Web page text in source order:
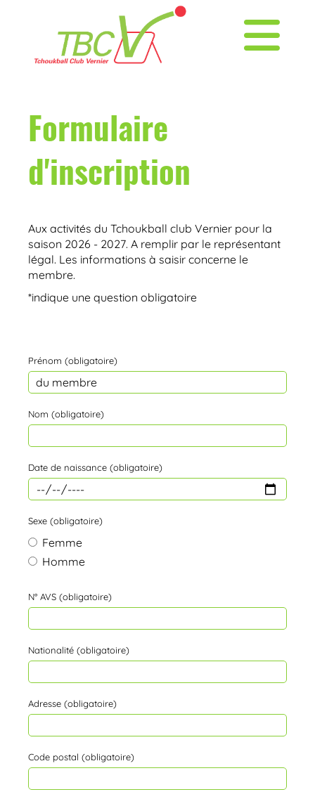
Formulaire
d'inscription
Aux activités du Tchoukball club Vernier pour la
saison 2026 - 2027. A remplir par le représentant
légal. Les informations à saisir concerne le
membre.
*indique une question obligatoire
Prénom (obligatoire)
Nom (obligatoire)
Date de naissance (obligatoire)
Sexe (obligatoire)
Femme
Homme
N° AVS (obligatoire)
Nationalité (obligatoire)
Adresse (obligatoire)
Code postal (obligatoire)